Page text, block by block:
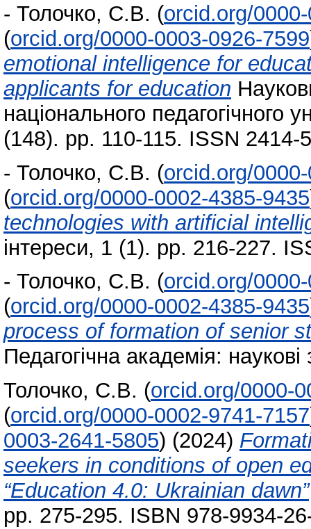
- Толочко, С.В. (orcid.org/
(orcid.org/0000-0003-0926-7599
emotional intelligence for
applicants for education
національного педагогічного
(148). pp. 110-115. ISSN 2414-
- Толочко, С.В. (orcid.org/
(orcid.org/0000-0002-4385-9435
technologies with artificial
інтереси, 1 (1). pp. 216-227.
- Толочко, С.В. (orcid.org/
(orcid.org/0000-0002-4385-9435
process of formation of senior
Педагогічна академія:
Толочко, С.В. (orcid.org/0000-
(orcid.org/0000-0002-9741-7157
0003-2641-5805) (2024)
seekers in conditions of open
“Education 4.0: Ukrainian dawn”
pp. 275-295. ISBN 978-9934-